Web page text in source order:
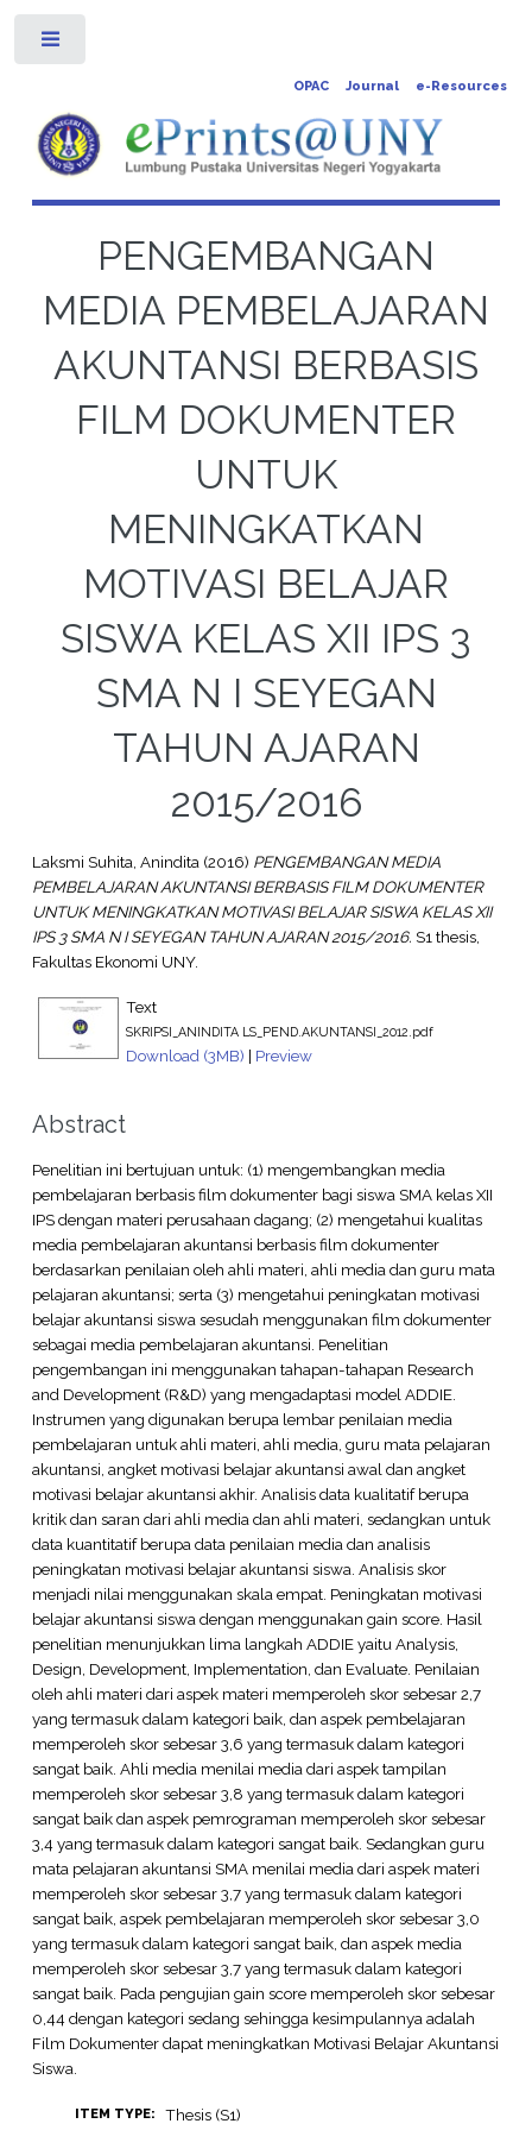
OPAC Journal e-Resources
PENGEMBANGAN
MEDIA PEMBELAJARAN
AKUNTANSI BERBASIS
FILM DOKUMENTER
UNTUK
MENINGKATKAN
MOTIVASI BELAJAR
SISWA KELAS XII IPS 3
SMA N I SEYEGAN
TAHUN AJARAN
2015/2016
Laksmi Suhita, Anindita(2016) PENGEMBANGAN MEDIA
PEMBELAJARAN AKUNTANSI BERBASIS FILM DOKUMENTER
UNTUK MENINGKATKAN MOTIVASI BELAJAR SISWA KELAS XII
IPS 3 SMA N I SEYEGAN TAHUN AJARAN 2015/2016. S1 thesis,
Fakultas Ekonomi UNY.
Text
SKRIPSI_ANINDITA LS_PEND.AKUNTANSI_2012.pdf
Download (3MB) | Preview
Abstract
Penelitian ini bertujuan untuk: (1) mengembangkan media
pembelajaran berbasis film dokumenter bagi siswa SMA kelas XII
IPS dengan materi perusahaan dagang; (2) mengetahui kualitas
media pembelajaran akuntansi berbasis film dokumenter
berdasarkan penilaian oleh ahli materi, ahli media dan guru mata
pelajaran akuntansi; serta (3) mengetahui peningkatan motivasi
belajar akuntansi siswa sesudah menggunakan film dokumenter
sebagai media pembelajaran akuntansi. Penelitian
pengembangan ini menggunakan tahapan-tahapan Research
and Development (R&D) yang mengadaptasi model ADDIE.
Instrumen yang digunakan berupa lembar penilaian media
pembelajaran untuk ahli materi, ahli media, guru mata pelajaran
akuntansi, angket motivasi belajar akuntansi awal dan angket
motivasi belajar akuntansi akhir. Analisis data kualitatif berupa
kritik dan saran dari ahli media dan ahli materi, sedangkan untuk
data kuantitatif berupa data penilaian media dan analisis
peningkatan motivasi belajar akuntansi siswa. Analisis skor
menjadi nilai menggunakan skala empat. Peningkatan motivasi
belajar akuntansi siswa dengan menggunakan gain score. Hasil
penelitian menunjukkan lima langkah ADDIE yaitu Analysis,
Design, Development, Implementation, dan Evaluate. Penilaian
oleh ahli materi dari aspek materi memperoleh skor sebesar 2,7
yang termasuk dalam kategori baik, dan aspek pembelajaran
memperoleh skor sebesar 3,6 yang termasuk dalam kategori
sangat baik. Ahli media menilai media dari aspek tampilan
memperoleh skor sebesar 3,8 yang termasuk dalam kategori
sangat baik dan aspek pemrograman memperoleh skor sebesar
3,4 yang termasuk dalam kategori sangat baik. Sedangkan guru
mata pelajaran akuntansi SMA menilai media dari aspek materi
memperoleh skor sebesar 3,7 yang termasuk dalam kategori
sangat baik, aspek pembelajaran memperoleh skor sebesar 3,0
yang termasuk dalam kategori sangat baik, dan aspek media
memperoleh skor sebesar 3,7 yang termasuk dalam kategori
sangat baik. Pada pengujian gain score memperoleh skor sebesar
0,44 dengan kategori sedang sehingga kesimpulannya adalah
Film Dokumenter dapat meningkatkan Motivasi Belajar Akuntansi
Siswa.
ITEM TYPE: Thesis (S1)